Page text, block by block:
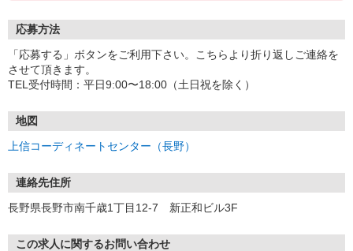
応募方法
「応募する」ボタンをご利用下さい。こちらより折り返しご連絡を
させて頂きます。
TEL受付時間：平日9:00〜18:00（土日祝を除く）
地図
上信コーディネートセンター（長野）
連絡先住所
長野県長野市南千歳1丁目12-7 新正和ビル3F
この求人に関するお問い合わせ